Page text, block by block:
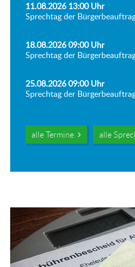
11.08.2026 13:00Uhr
Sprechtag der
18.08.2026 09:00Uhr
Sprechtag der
25.08.2026 09:00Uhr
Sprechtag der
alle Termine alle